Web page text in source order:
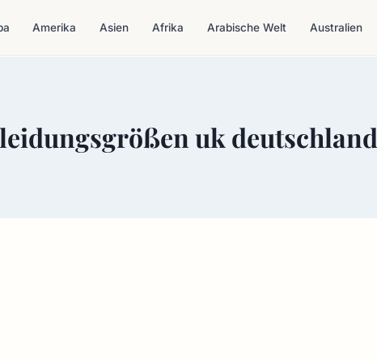
Amerika Asien Afrika Arabische Welt Australien
uk deutschland